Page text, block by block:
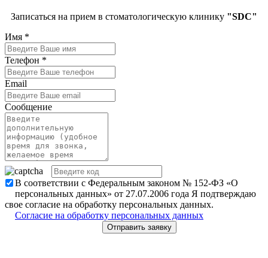
Записаться на прием в стоматологическую клинику "SDC"
Имя *
Телефон *
Email
Сообщение
В соответствии с Федеральным законом № 152-ФЗ «О
персональных данных» от 27.07.2006 года Я подтверждаю
свое согласие на обработку персональных данных.
Согласие на обработку персональных данных